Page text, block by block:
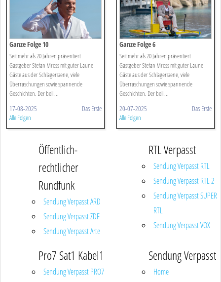
Ganze Folge 10
Seit mehr als 20 Jahren präsentiert
Gastgeber Stefan Mross mit guter Laune
Gäste aus der Schlagerszene, viele
Überraschungen sowie spannende
Geschichten. Der beli ...
17-08-2025 Das Erste
Alle Folgen
Ganze Folge 6
Seit mehr als 20 Jahren präsentiert
Gastgeber Stefan Mross mit guter Laune
Gäste aus der Schlagerszene, viele
Überraschungen sowie spannende
Geschichten. Der beli ...
20-07-2025 Das Erste
Alle Folgen
Öffentlich-
rechtlicher
Rundfunk
Sendung Verpasst ARD
Sendung Verpasst ZDF
Sendung Verpasst Arte
RTL Verpasst
Sendung Verpasst RTL
Sendung Verpasst RTL 2
Sendung Verpasst SUPER
RTL
Sendung Verpasst VOX
Pro7 Sat1 Kabel1
Sendung Verpasst PRO7
Sendung Verpasst
Home